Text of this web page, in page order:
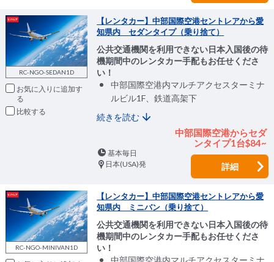
RC-NGO-SEDAN1D
お気に入りに追加
比較
【レンタカー】中部国際空港セントレアから愛
知県内 セダンタイプ（乗り捨て）
公共交通機関を利用できない日本入国後の待
機期間中のレンタカー手配もお任せくださ
い！
中部国際空港内マルチアクセスターミナ
ルビル1F、鉄道高架下
続きを読む
中部国際空港からセダ
ンタイプ1台$84~
基本毎日
日本(USA)発
詳細
RC-NGO-MINIVAN1D
【レンタカー】中部国際空港セントレアから愛
知県内 ミニバン（乗り捨て）
公共交通機関を利用できない日本入国後の待
機期間中のレンタカー手配もお任せくださ
い！
中部国際空港内マルチアクセスターミナ